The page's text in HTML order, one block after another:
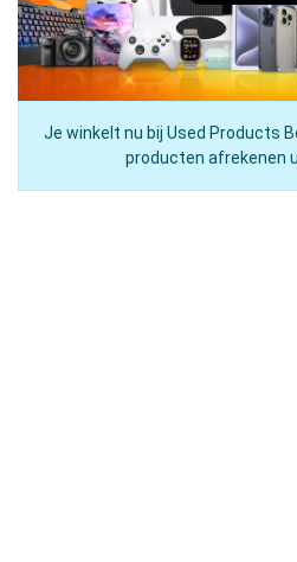
Je winkelt nu bij Used Products
producten afrekenen